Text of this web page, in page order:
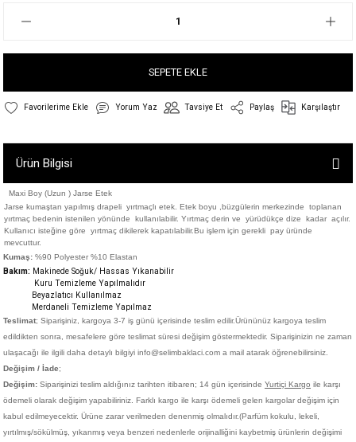
SEPETE EKLE
Yorum Yaz Tavsiye Et Paylaş Karşılaştır
Ürün Bilgisi
Maxi Boy (Uzun ) Jarse Etek
Jarse kumaştan yapılmış drapeli yırtmaçlı etek. Etek boyu ,büzgülerin merkezinde toplanan
yırtmaç bedenin istenilen yönünde kullanılabilir. Yırtmaç derin ve yürüdükçe dize kadar açılır.
Kullanıcı isteğine göre yırtmaç dikilerek kapatılabilir.Bu işlem için gerekli pay üründe
mevcuttur.
Kumaş: %90 Polyester %10 Elastan
Bakım: Makinede Soğuk/ Hassas Yıkanabilir
Kuru Temizleme Yapılmalıdır
Beyazlatıcı Kullanılmaz
Merdaneli Temizleme Yapılmaz
Teslimat; Siparişiniz, kargoya 3-7 iş günü içerisinde teslim edilir.Ürününüz kargoya teslim
edildikten sonra, mesafelere göre teslimat süresi değişim göstermektedir. Siparişinizin ne zaman
ulaşacağı ile ilgili daha detaylı bilgiyi info@selimbaklaci.com a mail atarak öğrenebilirsiniz.
Değişim / İade;
Değişim: Siparişinizi teslim aldığınız tarihten itibaren; 14 gün içerisinde Yurtiçi Kargo ile karşı
ödemeli olarak değişim yapabiliriniz. Farklı kargo ile karşı ödemeli gelen kargolar değişim için
kabul edilmeyecektir. Ürüne zarar verilmeden denenmiş olmalıdır.(Parfüm kokulu, lekeli,
yırtılmış/sökülmüş, yıkanmış veya benzeri nedenlerle orijinalliğini kaybetmiş ürünlerin değişimi